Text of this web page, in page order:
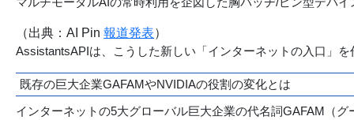
（出典：AI Pin 報道発表）
AssistantsAPIは、こうした新しい「インターネットの入口」
既存の巨大企業GAFAMやNVIDIAの役割の変化とは
インターネットの5大グローバル巨大企業の代名詞GAFAM（